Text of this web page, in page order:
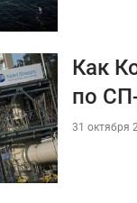
Как
по
31 октября